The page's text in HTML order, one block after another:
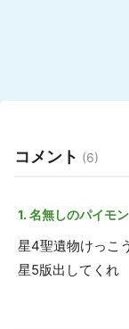
コメント (6)
1. 名無しのパイモン
星4聖遺物けっこ
星5版出してくれ